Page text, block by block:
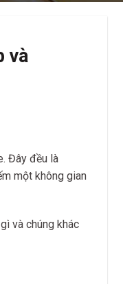
và
Đây đều là
một không gian
và chúng khác